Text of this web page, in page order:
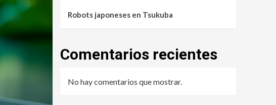
Robots japoneses en Tsukuba
Comentarios recientes
No hay comentarios que mostrar.